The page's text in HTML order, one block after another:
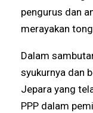
pengurus dan
merayakan
Dalam
syukurnya dan
Jepara yang
PPP dalam